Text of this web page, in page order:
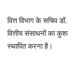
वित्त विभाग के सचिव डॉ.
वित्तीय संसाधनों का
स्थापित करना है।